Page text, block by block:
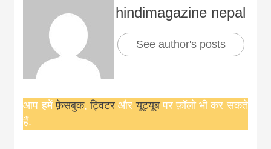
hindimagazine nepal
See author's posts
आप हमेंफ़ेसबुक,ट्विटरऔरयूट्यूबपर फ़ॉलो भी कर सकते
हैं.